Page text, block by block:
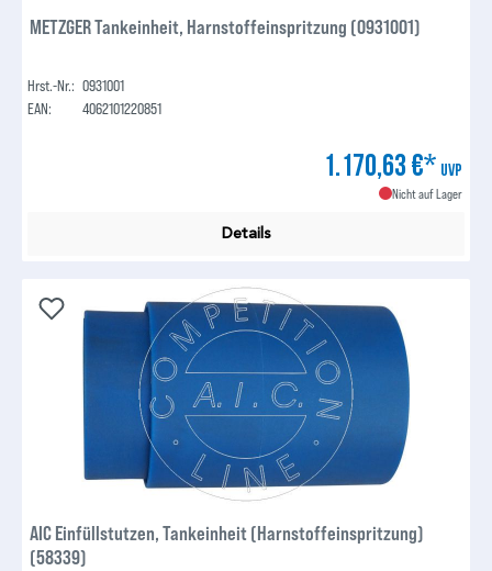
METZGER Tankeinheit, Harnstoffeinspritzung (0931001)
Hrst.-Nr.: 0931001
EAN:
4062101220851
1.170,63 €* UVP
Nicht auf Lager
Details
AIC Einfüllstutzen, Tankeinheit (Harnstoffeinspritzung)
(58339)